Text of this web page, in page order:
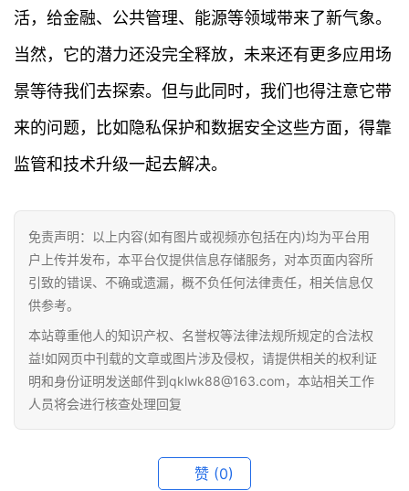
行
情
快
讯
专
题
科
活，给金融、公共管理、能源等领域带来了新气象。
当然，它的潜力还没完全释放，未来还有更多应用场
景等待我们去探索。但与此同时，我们也得注意它带
来的问题，比如隐私保护和数据安全这些方面，得靠
监管和技术升级一起去解决。
免责声明：以上内容(如有图片或视频亦包括在内)均为平台用
户上传并发布，本平台仅提供信息存储服务，对本页面内容所
引致的错误、不确或遗漏，概不负任何法律责任，相关信息仅
供参考。
本站尊重他人的知识产权、名誉权等法律法规所规定的合法权
益!如网页中刊载的文章或图片涉及侵权，请提供相关的权利证
明和身份证明发送邮件到qklwk88@163.com，本站相关工作
人员将会进行核查处理回复
赞 (0)